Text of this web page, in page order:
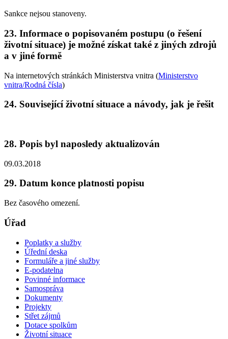
Sankce nejsou stanoveny.
23. Informace o popisovaném postupu (o řešení
životní situace) je možné získat také z jiných zdrojů
a v jiné formě
Na internetových stránkách Ministerstva vnitra (Ministerstvo
vnitra/Rodná čísla)
24. Související životní situace a návody, jak je řešit
28. Popis byl naposledy aktualizován
09.03.2018
29. Datum konce platnosti popisu
Bez časového omezení.
Úřad
Poplatky a služby
Úřední deska
Formuláře a jiné služby
E-podatelna
Povinné informace
Samospráva
Dokumenty
Projekty
Střet zájmů
Dotace spolkům
Životní situace